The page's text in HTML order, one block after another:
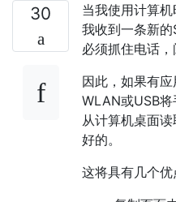
30
当我使用计算
我收到一条新
必须抓住电话，
因此，如果有
WLAN或USB
从计算机桌面
好的。
这将具有几个优